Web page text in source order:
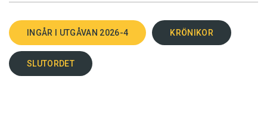
INGÅR I UTGÅVAN 2026-4 KRÖNIKOR
SLUTORDET